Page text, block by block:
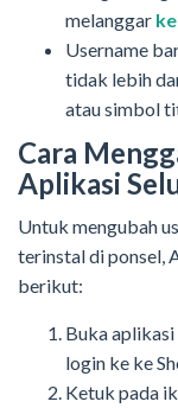
melanggar
Username
tidak lebih
atau simbol
Cara
Aplikasi
Untuk mengubah
terinstal di ponsel,
berikut:
Buka aplikasi
login ke ke
Ketuk pada